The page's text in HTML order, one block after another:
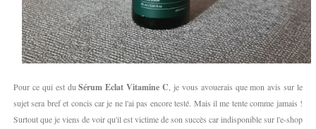
Pour ce qui est duSérum Eclat Vitamine C, je vous avouerais que mon avis sur le
sujet sera bref et concis car je ne l'ai pas encore testé. Mais il me tente comme jamais !
Surtout que je viens de voir qu'il est victime de son succès car indisponible sur l'e-shop